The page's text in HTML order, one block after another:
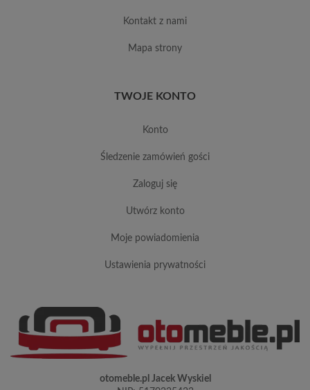
kontakt z nami
mapa strony
TWOJE KONTO
konto
śledzenie zamówień gości
zaloguj się
utwórz konto
moje powiadomienia
ustawienia prywatności
otomeble.pl Jacek Wyskiel